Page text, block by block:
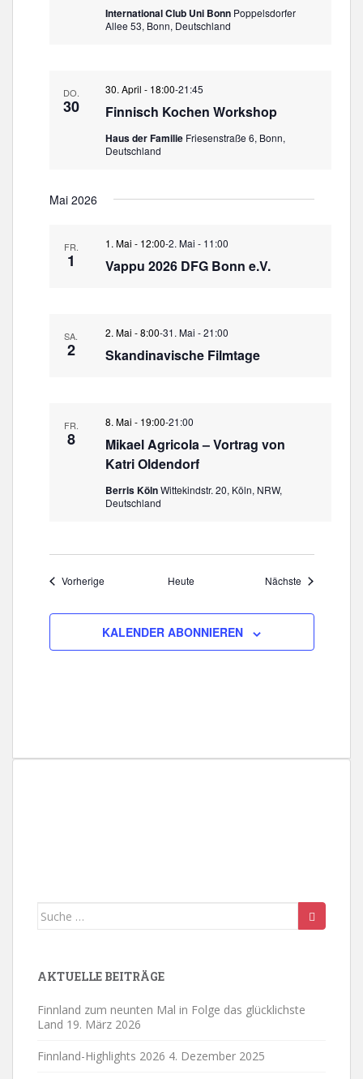
International Club Uni Bonn Poppelsdorfer
Allee 53, Bonn, Deutschland
DO.
30 Finnisch Kochen Workshop
30. April - 18:00-21:45
Haus der Familie Friesenstraße 6, Bonn,
Deutschland
Mai 2026
FR.
1 Vappu 2026 DFG Bonn e.V.
1. Mai - 12:00-2. Mai - 11:00
SA.
2 Skandinavische Filmtage
2. Mai - 8:00-31. Mai - 21:00
FR.
8
Mikael Agricola – Vortrag von
Katri Oldendorf
8. Mai - 19:00-21:00
Berris KölnWittekindstr. 20, Köln, NRW,
Deutschland
VorherigeVeranstaltungenHeute Nächste
KALENDER ABONNIEREN
Suche
AKTUELLE BEITRÄGE
Finnland zum neunten Mal in Folge das glücklichste
Land 19. März 2026
Finnland-Highlights 2026 4. Dezember 2025